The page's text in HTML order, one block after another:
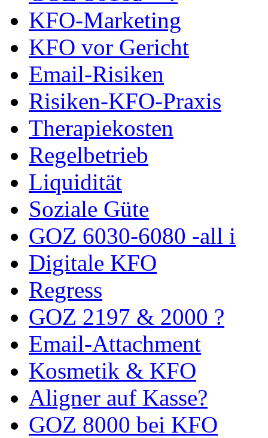
KFO-Marketing
KFO vor Gericht
Email-Risiken
Risiken-KFO-Praxis
Therapiekosten
Regelbetrieb
Liquidität
Soziale Güte
GOZ 6030-6080 -all i
Digitale KFO
Regress
GOZ 2197 & 2000 ?
Email-Attachment
Kosmetik & KFO
Aligner auf Kasse?
GOZ 8000 bei KFO